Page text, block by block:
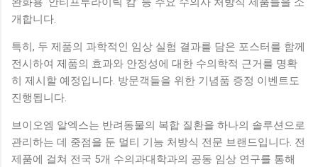
개합니다.
특히, 두 제품의 과학적인 임상 실험 결과를 담은 포스터를 함께
전시하여 제품의 효과와 안정성에 대한 수의학적 근거를 명확
히 제시할 예정입니다. 방문객들을 위한 기념품 증정 이벤트도
진행됩니다.
브이오엠 알엑스는 반려동물의 복합 질환을 하나의 솔루션으로
관리하는 데 중점을 둔 멀티 기능 처방식 전문 브랜드입니다. 전
제품에 걸쳐 전국 5개 수의과대학과의 공동 임상 연구를 통해